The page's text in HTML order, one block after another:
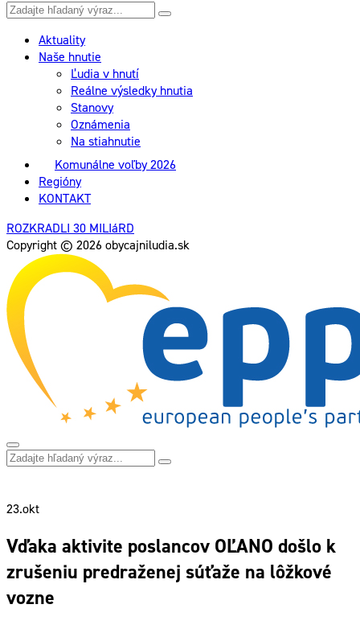
Aktuality
Naše hnutie
Ľudia v hnutí
Reálne výsledky hnutia
Stanovy
Oznámenia
Na stiahnutie
Komunálne voľby 2026
Regióny
KONTAKT
ROZKRADLI 30 MILIáRD
Copyright © 2026 obycajniludia.sk
23.okt
Vďaka aktivite poslancov OĽANO došlo k
zrušeniu predraženej súťaže na lôžkové
vozne